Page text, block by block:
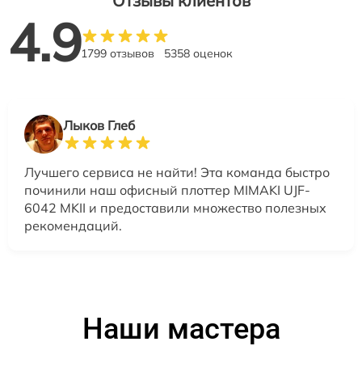
4.91799 отзывов 5358 оценок
Лыков Глеб
Лучшего сервиса не найти! Эта команда быстро
починили наш офисный плоттер MIMAKI UJF-
6042 MKII и предоставили множество полезных
рекомендаций.
Наши мастера